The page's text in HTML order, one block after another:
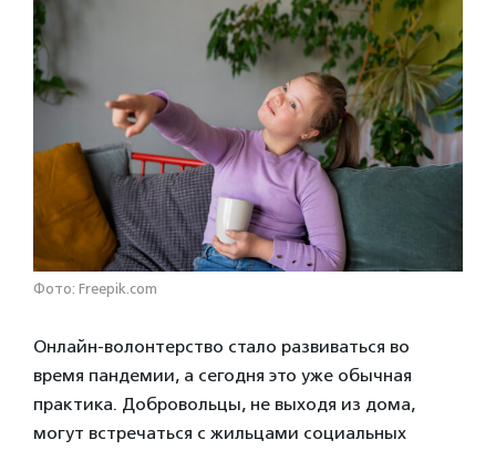
Фото: Freepik.com
Онлайн-волонтерство стало развиваться во
время пандемии, а сегодня это уже обычная
практика. Добровольцы, не выходя из дома,
могут встречаться с жильцами социальных